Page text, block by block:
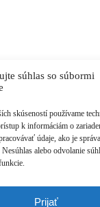
súhlas so súbormi
skúseností používame
k informáciám o
údaje, ako je
alebo odvolanie
Prijať
cookie marketing a